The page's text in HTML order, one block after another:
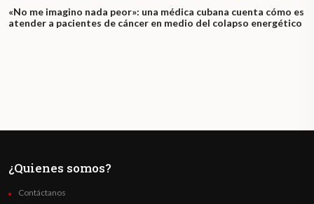
«No me imagino nada peor»: una médica cubana cuenta cómo es
atender a pacientes de cáncer en medio del colapso energético
¿Quienes somos?
Contáctanos